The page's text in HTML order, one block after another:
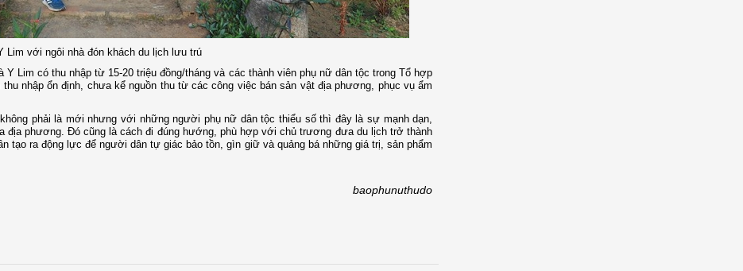
Lim với ngôi nhà đón khách du lịch lưu trú
Lim có thu nhập từ 15-20 triệu đồng/tháng và các thành viên phụ nữ dân tộc trong Tổ hợp
nhập ổn định, chưa kể nguồn thu từ các công việc bán sản vật địa phương, phục vụ ẩm
phải là mới nhưng với những người phụ nữ dân tộc thiểu số thì đây là sự mạnh dạn,
địa phương. Đó cũng là cách đi đúng hướng, phù hợp với chủ trương đưa du lịch trở thành
tạo ra động lực để người dân tự giác bảo tồn, gìn giữ và quảng bá những giá trị, sản phẩm
baophunuthudo